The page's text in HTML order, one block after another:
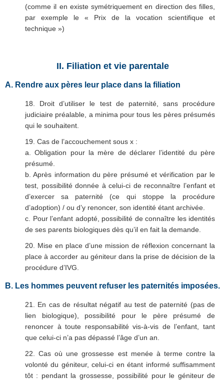
(comme il en existe symétriquement en direction des filles,
par exemple le « Prix de la vocation scientifique et
technique »)
II. Filiation et vie parentale
A. Rendre aux pères leur place dans la filiation
18. Droit d’utiliser le test de paternité, sans procédure
judiciaire préalable, a minima pour tous les pères présumés
qui le souhaitent.
19. Cas de l’accouchement sous x :
a. Obligation pour la mère de déclarer l’identité du père
présumé.
b. Après information du père présumé et vérification par le
test, possibilité donnée à celui-ci de reconnaître l’enfant et
d’exercer sa paternité (ce qui stoppe la procédure
d’adoption) / ou d’y renoncer, son identité étant archivée.
c. Pour l’enfant adopté, possibilité de connaître les identités
de ses parents biologiques dès qu’il en fait la demande.
20. Mise en place d’une mission de réflexion concernant la
place à accorder au géniteur dans la prise de décision de la
procédure d’IVG.
B. Les hommes peuvent refuser les paternités imposées.
21. En cas de résultat négatif au test de paternité (pas de
lien biologique), possibilité pour le père présumé de
renoncer à toute responsabilité vis-à-vis de l’enfant, tant
que celui-ci n’a pas dépassé l’âge d’un an.
22. Cas où une grossesse est menée à terme contre la
volonté du géniteur, celui-ci en étant informé suffisamment
tôt : pendant la grossesse, possibilité pour le géniteur de